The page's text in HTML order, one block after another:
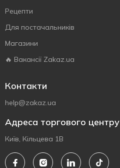
Рецепти
Для постачальників
Магазини
🔥 Вакансії Zakaz.ua
Контакти
help@zakaz.ua
Адреса торгового центру
Київ, Кільцева 1В